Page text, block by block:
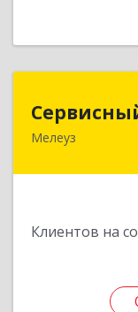
Мелеуз
Клиентов на